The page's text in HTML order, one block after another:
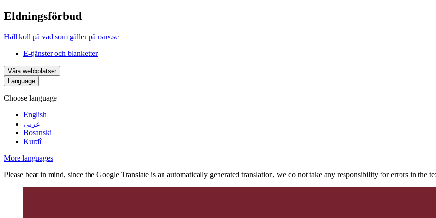
Eldningsförbud
Håll koll på vad som gäller på rsnv.se
E-tjänster och blanketter
Våra webbplatser
Language
Choose language
English
عربى
Bosanski
Kurdî
More languages
Please bear in mind, since the Google Translate is an automatically generated translation, we do not take any responsibility for errors in the